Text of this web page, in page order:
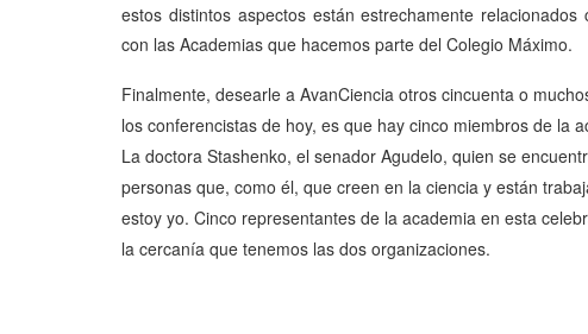
estos distintos aspectos están estrechamente
con las Academias que hacemos parte del Colegio Máximo.
Finalmente, desearle a AvanCiencia otros cincuenta o
los conferencistas de hoy, es que hay cinco miembros de la
La doctora Stashenko, el senador Agudelo, quien se
personas que, como él, que creen en la ciencia y están
estoy yo. Cinco representantes de la academia en esta
la cercanía que tenemos las dos organizaciones.